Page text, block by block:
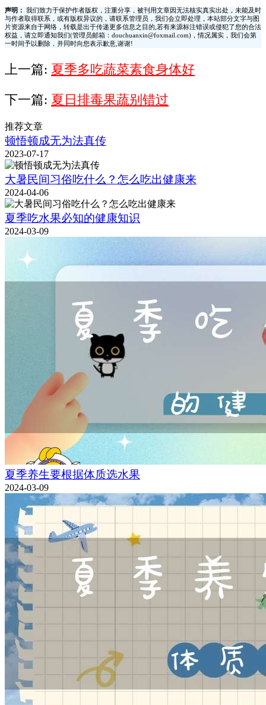
声明：
我们致力于保护作者版权，注重分享，被刊用文章因无法核实真实出处，未能及时
与作者取得联系，或有版权异议的，请联系管理员，我们会立即处理，本站部分文字与图
片资源来自于网络，转载是出于传递更多信息之目的,若有来源标注错误或侵犯了您的合法
权益，请立即通知我们(管理员邮箱：douchuanxin@foxmail.com)，情况属实，我们会第
一时间予以删除，并同时向您表示歉意,谢谢!
上一篇: 夏季多吃蔬菜素食身体好
下一篇: 夏日排毒果蔬别错过
推荐文章
顿悟顿成无为法真传
2023-07-17
大暑民间习俗吃什么？怎么吃出健康来
2024-04-06
夏季吃水果必知的健康知识
2024-03-09
夏季养生要根据体质选水果
2024-03-09